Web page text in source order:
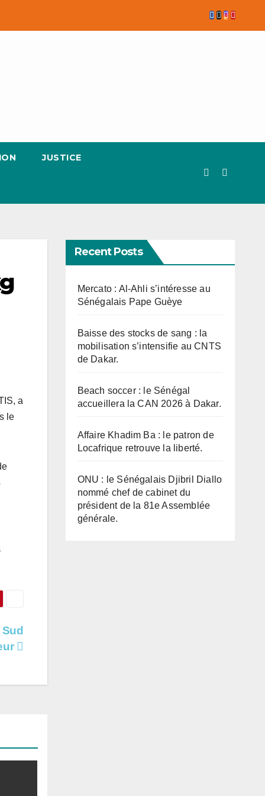
JUSTICE
a
le
Recent Posts
Mercato : Al-Ahli s’intéresse au
Sénégalais Pape Guèye
Baisse des stocks de sang : la
mobilisation s’intensifie au CNTS
de Dakar.
Beach soccer : le Sénégal
accueillera la CAN 2026 à Dakar.
Affaire Khadim Ba : le patron de
Locafrique retrouve la liberté.
ONU : le Sénégalais Djibril Diallo
nommé chef de cabinet du
président de la 81e Assemblée
générale.